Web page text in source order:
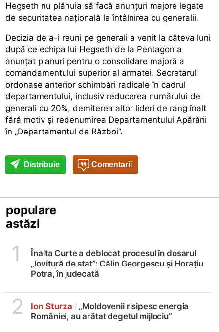
Hegseth nu plănuia să facă anunțuri majore legate
de securitatea națională la întâlnirea cu generalii.
Decizia de a-i reuni pe generali a venit la câteva luni
după ce echipa lui Hegseth de la Pentagon a
anunțat planuri pentru o consolidare majoră a
comandamentului superior al armatei. Secretarul
ordonase anterior schimbări radicale în cadrul
departamentului, inclusiv reducerea numărului de
generali cu 20%, demiterea altor lideri de rang înalt
fără motiv și redenumirea Departamentului Apărării
în „Departamentul de Război”.
Distribuie Comentarii
populare
astăzi
1
Înalta Curte a deblocat procesul în dosarul
„lovitură de stat”: Călin Georgescu și Horațiu
Potra, în judecată
2 Ion Sturza /„Moldovenii risipesc energia
României, au arătat degetul mijlociu”